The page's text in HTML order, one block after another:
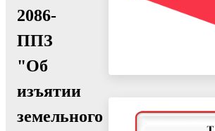
2086-
ППЗ
"Об
изъятии
земельного